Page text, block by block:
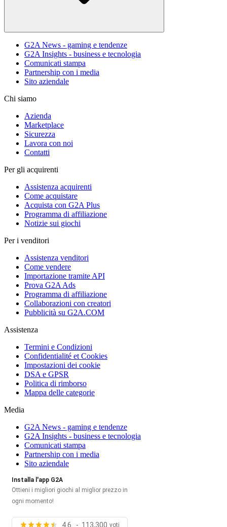
G2A News - gaming e tendenze
G2A Insights - business e tecnologia
Comunicati stampa
Partnership con i media
Sito aziendale
Chi siamo
Azienda
Marketplace
Sicurezza
Lavora con noi
Contatti
Per gli acquirenti
Assistenza acquirenti
Come acquistare
Acquista con G2A Plus
Programma di affiliazione
Notizie sui giochi
Per i venditori
Assistenza venditori
Come vendere
Importazione tramite API
Prova G2A Ads
Programma di affiliazione
Collaborazioni con creatori
Pubblicità su G2A.COM
Assistenza
Termini e Condizioni
Confidentialité et Cookies
Impostazioni dei cookie
DSA e GPSR
Politica di rimborso
Mappa delle categorie
Media
G2A News - gaming e tendenze
G2A Insights - business e tecnologia
Comunicati stampa
Partnership con i media
Sito aziendale
Installa l'app G2A
Ottieni i migliori giochi al miglior prezzo in
ogni momento!
4.6 - 113,300 voti